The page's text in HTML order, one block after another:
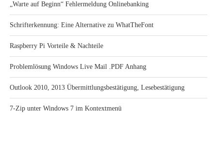
„Warte auf Beginn“ Fehlermeldung Onlinebanking
Schrifterkennung: Eine Alternative zu WhatTheFont
Raspberry Pi Vorteile & Nachteile
Problemlösung Windows Live Mail .PDF Anhang
Outlook 2010, 2013 Übermittlungsbestätigung, Lesebestätigung
7-Zip unter Windows 7 im Kontextmenü